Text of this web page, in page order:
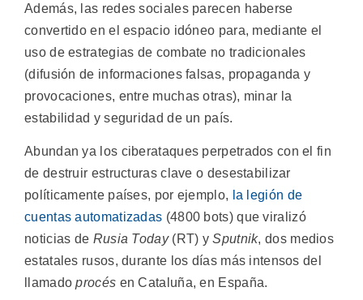
Además, las redes sociales parecen haberse
convertido en el espacio idóneo para, mediante el
uso de estrategias de combate no tradicionales
(difusión de informaciones falsas, propaganda y
provocaciones, entre muchas otras), minar la
estabilidad y seguridad de un país.
Abundan ya los ciberataques perpetrados con el fin
de destruir estructuras clave o desestabilizar
políticamente países, por ejemplo, la legión de
cuentas automatizadas (4800 bots) que viralizó
noticias de Rusia Today(RT) ySputnik, dos medios
estatales rusos, durante los días más intensos del
llamadoprocés en Cataluña, en España.